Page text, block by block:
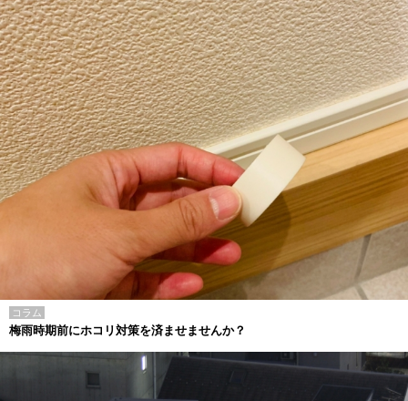
コラム
梅雨時期前にホコリ対策を済ませませんか？